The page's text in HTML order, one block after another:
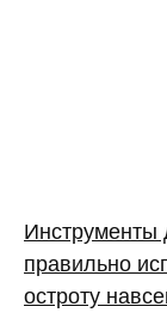
Инструменты
правильно
остроту